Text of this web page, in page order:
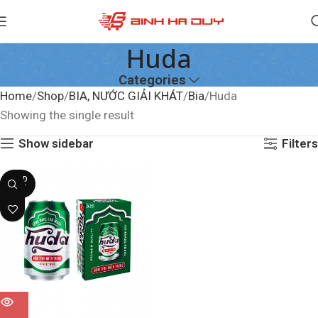
Huda
Categories
Home Shop BIA, NƯỚC GIẢI KHÁT Bia Huda
Showing the single result
Show sidebar
Filters
SOLD
OUT